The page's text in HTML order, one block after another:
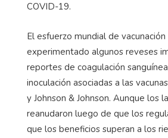
COVID-19.
El esfuerzo mundial de vacunación
experimentado algunos reveses
reportes de coagulación
inoculación asociadas a las
y Johnson & Johnson. Aunque los
reanudaron luego de que los
que los beneficios superan a los